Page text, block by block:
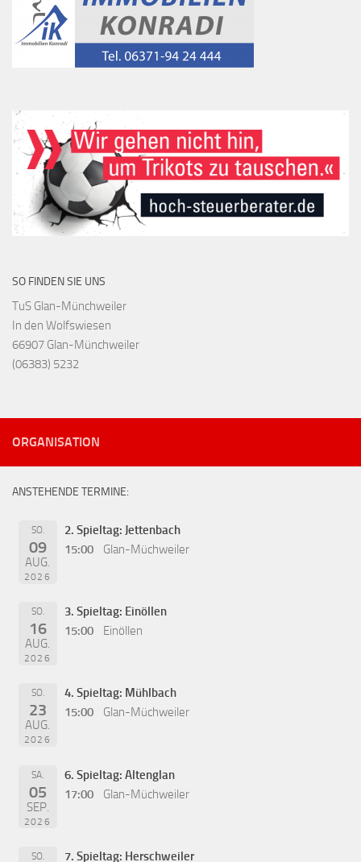
SO FINDEN SIE UNS
TuS Glan-Münchweiler
In den Wolfswiesen
66907 Glan-Münchweiler
(06383) 5232
ORGANISATION
ANSTEHENDE TERMINE:
SO.
09
AUG.
2026
2. Spieltag: Jettenbach
15:00
Glan-Müchweiler
SO.
16
AUG.
2026
3. Spieltag: Einöllen
15:00
Einöllen
SO.
23
AUG.
2026
4. Spieltag: Mühlbach
15:00
Glan-Müchweiler
SA.
05
SEP.
2026
6. Spieltag: Altenglan
17:00
Glan-Müchweiler
SO. 7. Spieltag: Herschweiler